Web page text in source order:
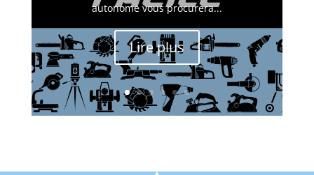
autonome vous procurera...
Lire plus